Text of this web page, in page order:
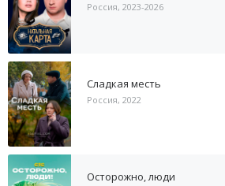
Россия, 2023-2026
Сладкая месть
Россия, 2022
Осторожно, люди